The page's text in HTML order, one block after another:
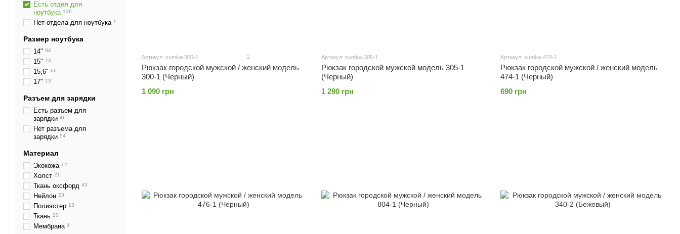
Артикул: sumka-300-1 2
Рюкзак городской мужской / женский модель
300-1 (Черный)
1 090 грн
Артикул: sumka-305-1
Рюкзак городской мужской модель 305-1
(Черный)
1 290 грн
Артикул: sumka-474-1
Рюкзак городской мужской / женский модель
474-1 (Черный)
690 грн
Есть отдел для
ноутбука 136
Нет отдела для ноутбука 1
Размер ноутбука
14" 94
15" 73
15,6" 66
17" 13
Разъем для зарядки
Есть разъем для
зарядки 46
Нет разъема для
зарядки 54
Материал
Экокожа 12
Холст 21
Ткань оксфорд 43
Нейлон 23
Полиэстер 13
Ткань 20
Мембрана 4